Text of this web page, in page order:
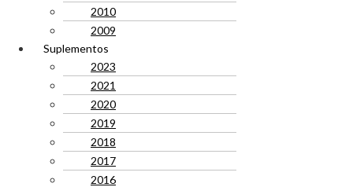
2010
2009
Suplementos
2023
2021
2020
2019
2018
2017
2016